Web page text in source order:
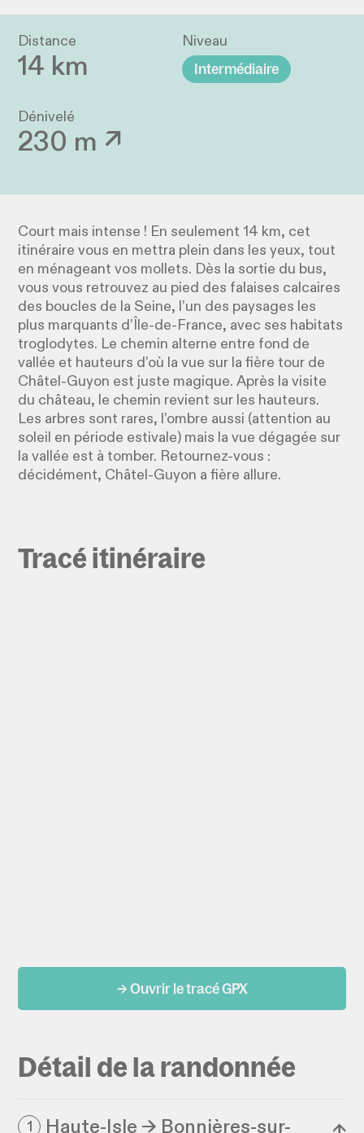
Distance
14 km
Dénivelé
230 m ↗
Niveau
Intermédiaire
Court mais intense ! En seulement 14 km, cet
itinéraire vous en mettra plein dans les yeux, tout
en ménageant vos mollets. Dès la sortie du bus,
vous vous retrouvez au pied des falaises calcaires
des boucles de la Seine, l’un des paysages les
plus marquants d’Île-de-France, avec ses habitats
troglodytes. Le chemin alterne entre fond de
vallée et hauteurs d’où la vue sur la fière tour de
Châtel-Guyon est juste magique. Après la visite
du château, le chemin revient sur les hauteurs.
Les arbres sont rares, l’ombre aussi (attention au
soleil en période estivale) mais la vue dégagée sur
la vallée est à tomber. Retournez-vous :
décidément, Châtel-Guyon a fière allure.
Tracé itinéraire
→ Ouvrir le tracé GPX
Détail de la randonnée
1
Haute-Isle → Bonnières-sur-